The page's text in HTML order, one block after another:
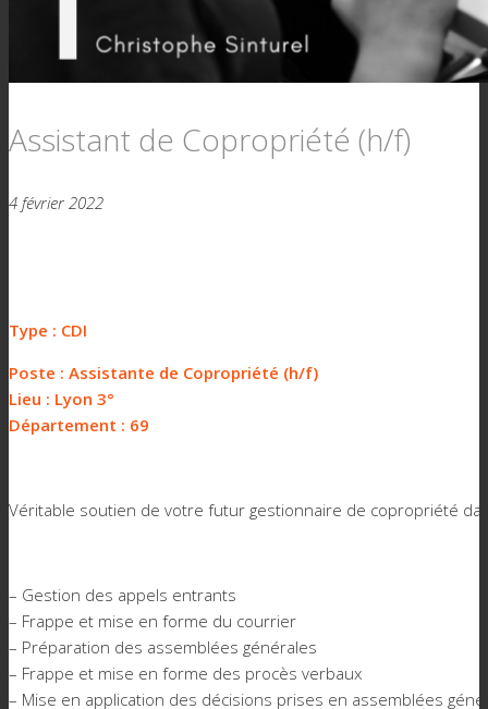
Assistant de Copropriété (h/f)
4 février 2022
Type : CDI
Poste : Assistante de Copropriété (h/f)
Lieu : Lyon 3°
Département : 69
Véritable soutien de votre futur gestionnaire de copropriété
– Gestion des appels entrants
– Frappe et mise en forme du courrier
– Préparation des assemblées générales
– Frappe et mise en forme des procès verbaux
– Mise en application des décisions prises en assemblées